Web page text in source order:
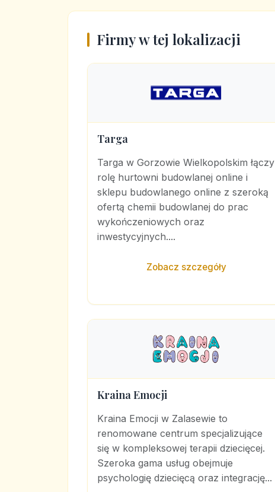
Firmy w tej lokalizacji
Targa
Targa w Gorzowie Wielkopolskim łączy
rolę hurtowni budowlanej online i
sklepu budowlanego online z szeroką
ofertą chemii budowlanej do prac
wykończeniowych oraz
inwestycyjnych....
Zobacz szczegóły
Kraina Emocji
Kraina Emocji w Zalasewie to
renomowane centrum specjalizujące
się w kompleksowej terapii dziecięcej.
Szeroka gama usług obejmuje
psychologię dziecięcą oraz integrację...